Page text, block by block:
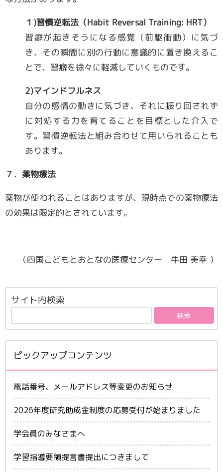
１)習慣逆転法（Habit Reversal Training: HRT）
習癖が起きそうになる感覚（前駆衝動）に気づ
き、その瞬間に別の行動に意識的に置き換えるこ
とで、習癖を徐々に軽減していくものです。
2)マインドフルネス
自分の感情の動きに気づき、それに振り回されず
に対処する力を育てることを目標とした介入で
す。習慣逆転法と組み合わせて用いられることも
あります。
７．薬物療法
薬物が使われることはありますが、現時点での薬物療法
の効果は限定的とされています。
（四国こどもとおとなの医療センター 牛田 美幸 ）
サイト内検索
ピックアップコンテンツ
電話番号、メールアドレス等変更のお知らせ
2026年度研究助成金制度の応募受付が始まりました
学会員のみなさまへ
学習指導要領提言書提出につきまして